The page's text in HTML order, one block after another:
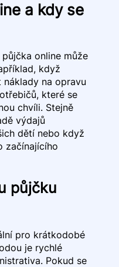
a kdy se
online může
když
na opravu
které se
chvíli. Stejně
výdajů
dětí nebo když
začínajícího
půjčku
pro krátkodobé
je rychlé
Pokud se